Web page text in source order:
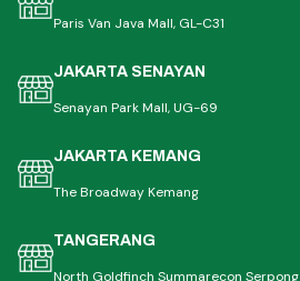
Paris Van Java Mall, GL-C31
JAKARTA SENAYAN
Senayan Park Mall, UG-69
JAKARTA KEMANG
The Broadway Kemang
TANGERANG
North Goldfinch Summarecon Serpong